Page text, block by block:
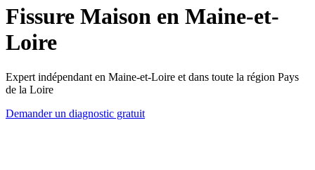
Fissure Maison en Maine-et-
Loire
Expert indépendant en Maine-et-Loire et dans toute la région Pays
de la Loire
Demander un diagnostic gratuit